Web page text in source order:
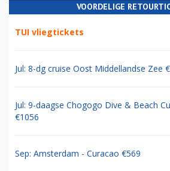
VOORDELIGE
TUI vliegtickets
Jul: 8-dg cruise Oost Middellandse Zee
Jul: 9-daagse Chogogo Dive & Beach
€1056
Sep: Amsterdam - Curacao €569